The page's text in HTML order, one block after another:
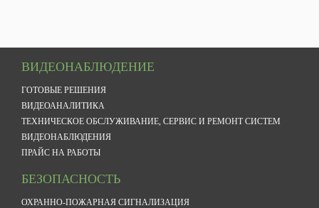
ВИДЕОНАБЛЮДЕНИЕ
ГОТОВЫЕ РЕШЕНИЯ
ВИДЕОАНАЛИТИКА
ТЕХНИЧЕСКОЕ ОБСЛУЖИВАНИЕ, СЕРВИС И РЕМОНТ СИСТЕМ
ВИДЕОНАБЛЮДЕНИЯ
ПРАЙС НА РАБОТЫ
БЕЗОПАСНОСТЬ
ОХРАННО-ПОЖАРНАЯ СИГНАЛИЗАЦИЯ